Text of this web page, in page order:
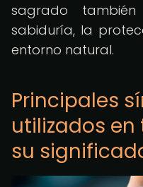
sagrado
sabiduría, la
entorno natural.
Principales
utilizados
su